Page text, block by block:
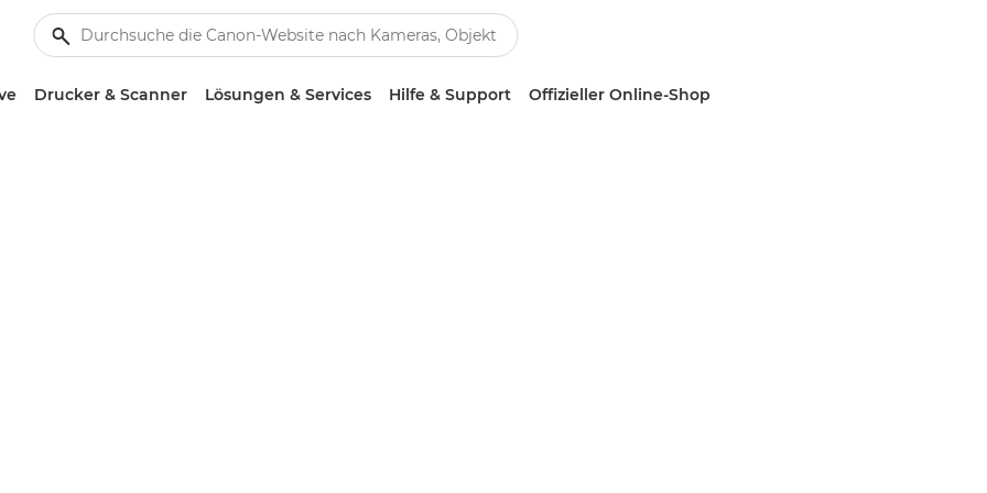
Drucker & Scanner Lösungen & Services Hilfe & Support Offizieller Online-Shop